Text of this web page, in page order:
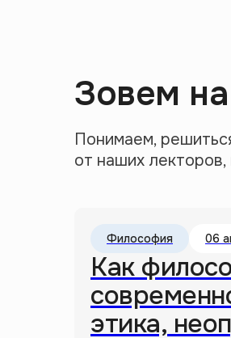
Зовем
Понимаем,
от наших
Философия 06
Как
этика,